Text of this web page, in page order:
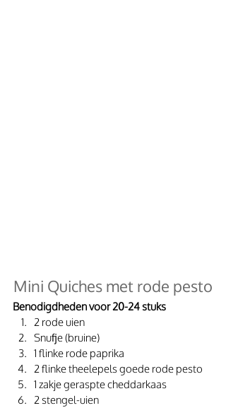
Mini Quiches met rode pesto
Benodigdheden voor 20-24 stuks
2 rode uien
Snufje (bruine)
1 flinke rode paprika
2 flinke theelepels goede rode pesto
1 zakje geraspte cheddarkaas
2 stengel-uien